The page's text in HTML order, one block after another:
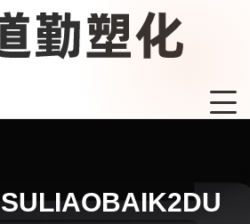
SULIAOBAIK2DU